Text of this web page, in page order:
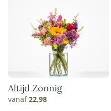
Altijd Zonnig
vanaf22,98